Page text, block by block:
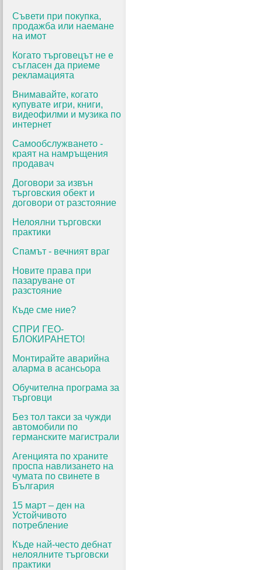
Съвети при покупка,
продажба или наемане
на имот
Когато търговецът не е
съгласен да приеме
рекламацията
Внимавайте, когато
купувате игри, книги,
видеофилми и музика по
интернет
Самообслужването -
краят на намръщения
продавач
Договори за извън
търговския обект и
договори от разстояние
Нелоялни търговски
практики
Спамът - вечният враг
Новите права при
пазаруване от
разстояние
Къде сме ние?
СПРИ ГЕО-
БЛОКИРАНЕТО!
Монтирайте аварийна
аларма в асансьора
Обучителна програма за
търговци
Без тол такси за чужди
автомобили по
германските магистрали
Агенцията по храните
проспа навлизането на
чумата по свинете в
България
15 март – ден на
Устойчивото
потребление
Къде най-често дебнат
нелоялните търговски
практики